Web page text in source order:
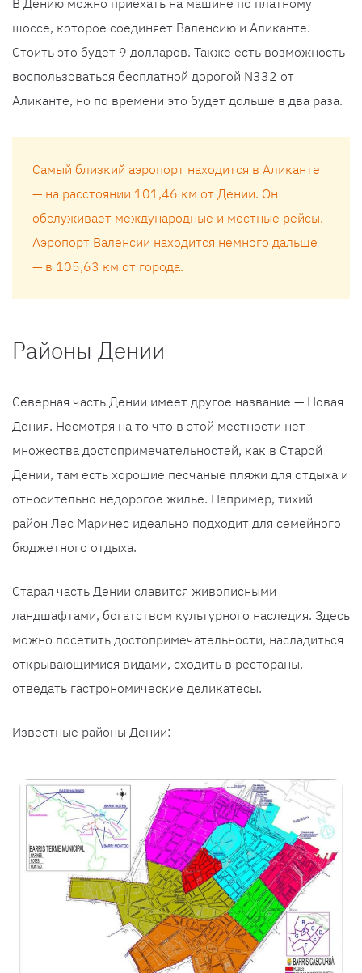
шоссе, которое соединяет Валенсию и Аликанте.
Стоить это будет 9 долларов. Также есть возможность
воспользоваться бесплатной дорогой N332 от
Аликанте, но по времени это будет дольше в два раза.
Самый близкий аэропорт находится в Аликанте
— на расстоянии 101,46 км от Дении. Он
обслуживает международные и местные рейсы.
Аэропорт Валенсии находится немного дальше
— в 105,63 км от города.
Районы Дении
Северная часть Дении имеет другое название — Новая
Дения. Несмотря на то что в этой местности нет
множества достопримечательностей, как в Старой
Дении, там есть хорошие песчаные пляжи для отдыха и
относительно недорогое жилье. Например, тихий
район Лес Маринес идеально подходит для семейного
бюджетного отдыха.
Старая часть Дении славится живописными
ландшафтами, богатством культурного наследия. Здесь
можно посетить достопримечательности, насладиться
открывающимися видами, сходить в рестораны,
отведать гастрономические деликатесы.
Известные районы Дении: